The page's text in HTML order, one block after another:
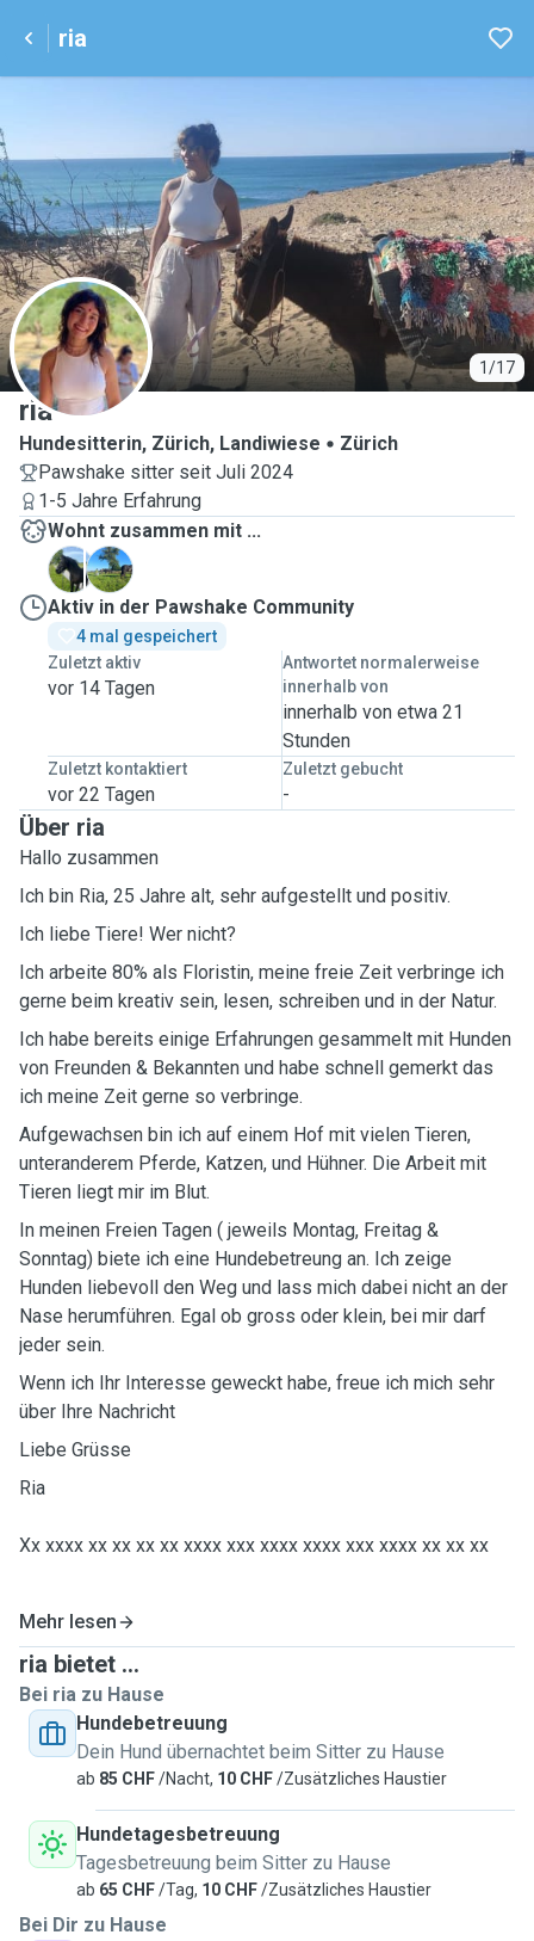
ria
1/17
R
ria
Hundesitterin, Zürich, Landiwiese
Zürich
Pawshake sitter seit Juli 2024
1-5 Jahre Erfahrung
Wohnt zusammen mit ...
B
V
Aktiv in der Pawshake Community
4 mal gespeichert
Zuletzt aktiv
vor 14 Tagen
Antwortet normalerweise
innerhalb von
innerhalb von etwa 21
Stunden
Zuletzt kontaktiert
vor 22 Tagen
Zuletzt gebucht
-
Über ria
Hallo zusammen
Ich bin Ria, 25 Jahre alt, sehr aufgestellt und positiv.
Ich liebe Tiere! Wer nicht?
Ich arbeite 80% als Floristin, meine freie Zeit verbringe ich
gerne beim kreativ sein, lesen, schreiben und in der Natur.
Ich habe bereits einige Erfahrungen gesammelt mit Hunden
von Freunden & Bekannten und habe schnell gemerkt das
ich meine Zeit gerne so verbringe.
Aufgewachsen bin ich auf einem Hof mit vielen Tieren,
unteranderem Pferde, Katzen, und Hühner. Die Arbeit mit
Tieren liegt mir im Blut.
In meinen Freien Tagen ( jeweils Montag, Freitag &
Sonntag) biete ich eine Hundebetreung an. Ich zeige
Hunden liebevoll den Weg und lass mich dabei nicht an der
Nase herumführen. Egal ob gross oder klein, bei mir darf
jeder sein.
Wenn ich Ihr Interesse geweckt habe, freue ich mich sehr
über Ihre Nachricht
Liebe Grüsse
Ria
Xx xxxx xx xx xx xx xxxx xxx xxxx xxxx xxx xxxx xx xx xx
Mehr lesen
ria bietet ...
Bei ria zu Hause
Hundebetreuung
Dein Hund übernachtet beim Sitter zu Hause
ab 85 CHF/Nacht, 10 CHF/Zusätzliches Haustier
Hundetagesbetreuung
Tagesbetreuung beim Sitter zu Hause
ab 65 CHF/Tag, 10 CHF/Zusätzliches Haustier
Bei Dir zu Hause